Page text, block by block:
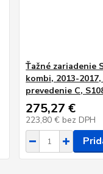
Ťažné zariadenie
kombi, 2013-
prevedenie C,
275,27 €
223,80 € bez DPH